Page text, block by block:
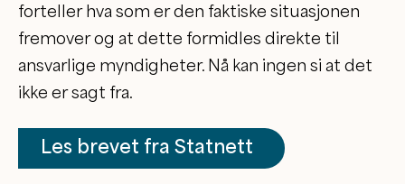
forteller hva som er den faktiske situasjonen
fremover og at dette formidles direkte til
ansvarlige myndigheter. Nå kan ingen si at det
ikke er sagt fra.
Les brevet fra Statnett